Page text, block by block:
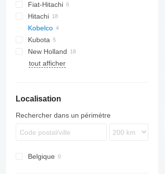
303
305
306
777
D series
Fiat-Hitachi
Hitachi
EX
Kobelco
SK
HD
PC
Kubota
U-series
New Holland
CX
ECR
tout afficher
Localisation
Rechercher dans un périmètre
Belgique